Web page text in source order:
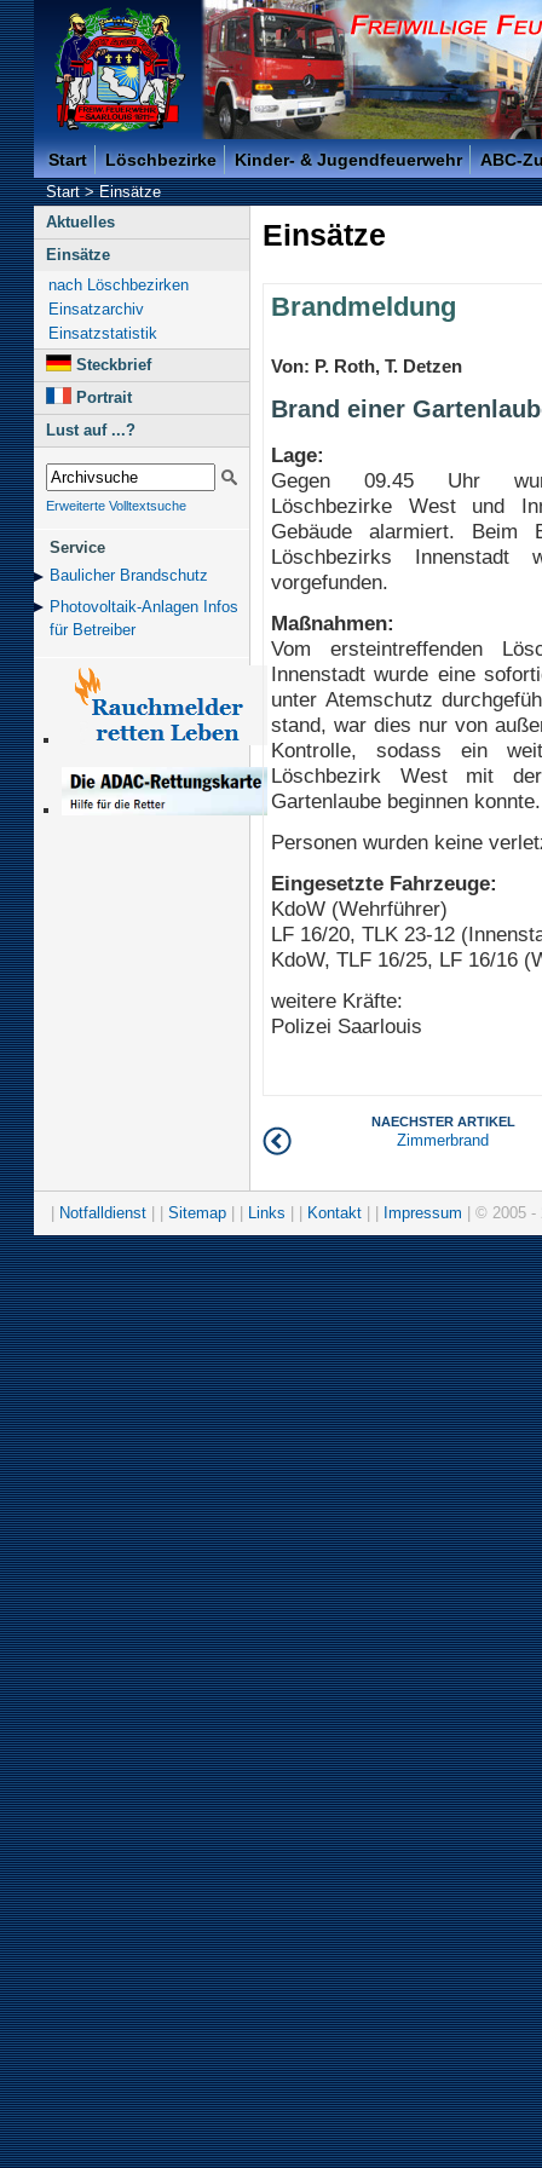
Freiwillige Feuerwehr der Kreisstadt Saarlouis -
Start Löschbezirke Kinder- & Jugendfeuerwehr ABC-
Start>Einsätze
Aktuelles
Einsätze
nach Löschbezirken
Einsatzarchiv
Einsatzstatistik
Steckbrief
Portrait
Lust auf ...?
Erweiterte Volltextsuche
Service
Baulicher Brand­schutz
Photovoltaik-Anlagen Infos
für Betreiber
Einsätze
Brandmeldung
Von: P. Roth, T. Detzen
Brand einer
Lage:
Gegen 09.45 Uhr
Löschbezirke West und
Gebäude alarmiert. Beim
Löschbezirks Innenstadt
vorgefunden.
Maßnahmen:
Vom ersteintreffenden
Innenstadt wurde eine
unter Atemschutz
stand, war dies nur von
Kontrolle, sodass ein
Löschbezirk West mit
Gartenlaube beginnen konnte.
Personen wurden keine
Eingesetzte Fahrzeuge:
KdoW (Wehrführer)
LF 16/20, TLK 23-12
KdoW, TLF 16/25, LF 16/16
weitere Kräfte:
Polizei Saarlouis
NAECHSTER ARTIKEL
Zimmerbrand
Notfalldienst Sitemap Links Kontakt Impressum | © 2005 -